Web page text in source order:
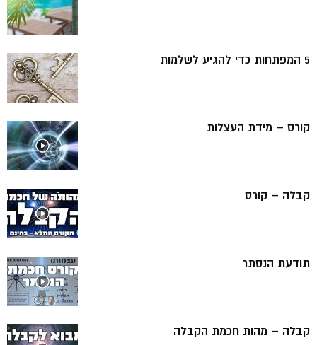
5 המפתחות כדי להגיע לשלמות
קורס – מידת העצלות
קבלה – קורס
תודעת הנסתר
קבלה – מהות חכמת הקבלה